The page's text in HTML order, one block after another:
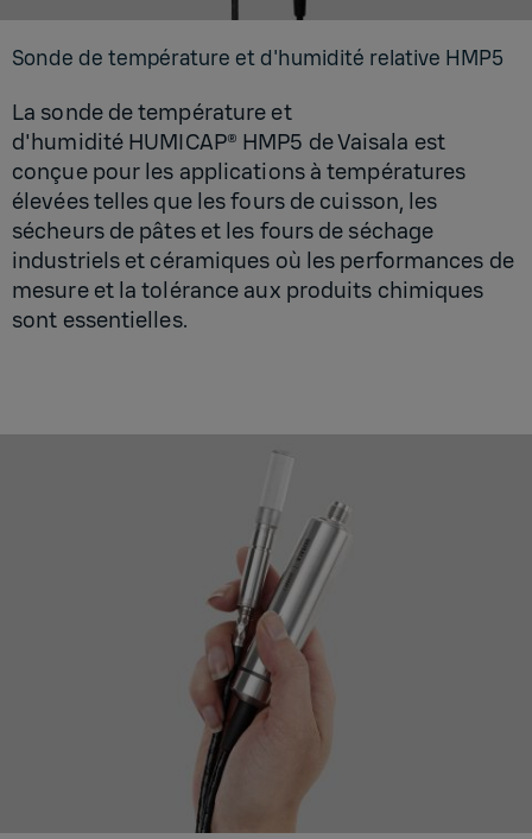
Sonde de tem­pé­ra­ture et d'hu­mi­dité rela­tive HMP5
La sonde de température et
d'humidité HUMICAP® HMP5 de Vaisala est
conçue pour les applications à températures
élevées telles que les fours de cuisson, les
sécheurs de pâtes et les fours de séchage
industriels et céramiques où les performances de
mesure et la tolérance aux produits chimiques
sont essentielles.